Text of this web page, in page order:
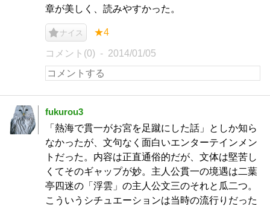
章が美しく、読みやすかった。
ナイス ★4
コメント(0) 2014/01/05
fukurou3
「熱海で貫一がお宮を足蹴にした話」としか知ら
なかったが、文句なく面白いエンターテインメン
トだった。内容は正直通俗的だが、文体は堅苦し
くてそのギャップが妙。主人公貫一の境遇は二葉
亭四迷の「浮雲」の主人公文三のそれと瓜二つ。
こういうシチュエーションは当時の流行りだった